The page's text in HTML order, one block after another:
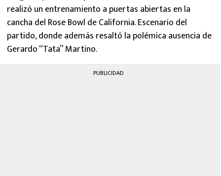
realizó un entrenamiento a puertas abiertas en la
cancha del Rose Bowl de California. Escenario del
partido, donde además resaltó la polémica ausencia de
Gerardo “Tata” Martino.
PUBLICIDAD